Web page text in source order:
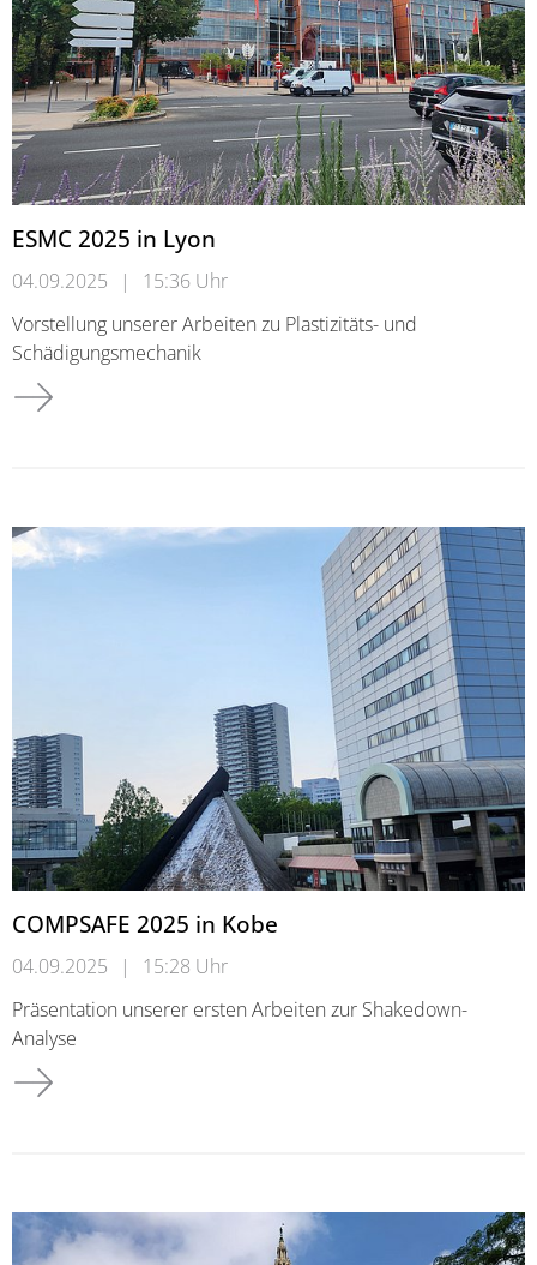
ESMC 2025 in Lyon
04.09.2025 |
15:36 Uhr
Vorstellung unserer Arbeiten zu Plastizitäts- und
Schädigungsmechanik
ESMC 2025 in Lyon
COMPSAFE 2025 in Kobe
04.09.2025 |
15:28 Uhr
Präsentation unserer ersten Arbeiten zur Shakedown-
Analyse
COMPSAFE 2025 in Kobe